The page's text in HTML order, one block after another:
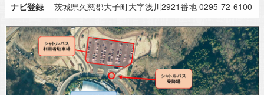
ナビ登録
茨城県久慈郡大子町大字浅川2921番地 0295-72-6100